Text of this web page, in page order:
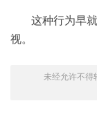
这种行为早
视。
未经允许不得